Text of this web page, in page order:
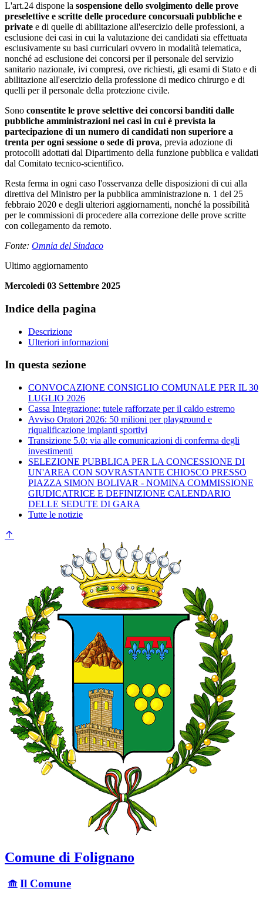
L'art.24 dispone la sospensione dello svolgimento delle prove
preselettive e scritte delle procedure concorsuali pubbliche e
private e di quelle di abilitazione all'esercizio delle professioni, a
esclusione dei casi in cui la valutazione dei candidati sia effettuata
esclusivamente su basi curriculari ovvero in modalità telematica,
nonché ad esclusione dei concorsi per il personale del servizio
sanitario nazionale, ivi compresi, ove richiesti, gli esami di Stato e di
abilitazione all'esercizio della professione di medico chirurgo e di
quelli per il personale della protezione civile.
Sono consentite le prove selettive dei concorsi banditi dalle
pubbliche amministrazioni nei casi in cui è prevista la
partecipazione di un numero di candidati non superiore a
trenta per ogni sessione o sede di prova, previa adozione di
protocolli adottati dal Dipartimento della funzione pubblica e validati
dal Comitato tecnico-scientifico.
Resta ferma in ogni caso l'osservanza delle disposizioni di cui alla
direttiva del Ministro per la pubblica amministrazione n. 1 del 25
febbraio 2020 e degli ulteriori aggiornamenti, nonché la possibilità
per le commissioni di procedere alla correzione delle prove scritte
con collegamento da remoto.
Fonte: Omnia del Sindaco
Ultimo aggiornamento
Mercoledi 03 Settembre 2025
Indice della pagina
Descrizione
Ulteriori informazioni
In questa sezione
CONVOCAZIONE CONSIGLIO COMUNALE PER IL 30
LUGLIO 2026
Cassa Integrazione: tutele rafforzate per il caldo estremo
Avviso Oratori 2026: 50 milioni per playground e
riqualificazione impianti sportivi
Transizione 5.0: via alle comunicazioni di conferma degli
investimenti
SELEZIONE PUBBLICA PER LA CONCESSIONE DI
UN'AREA CON SOVRASTANTE CHIOSCO PRESSO
PIAZZA SIMON BOLIVAR - NOMINA COMMISSIONE
GIUDICATRICE E DEFINIZIONE CALENDARIO
DELLE SEDUTE DI GARA
Tutte le notizie
Comune di Folignano
Il Comune